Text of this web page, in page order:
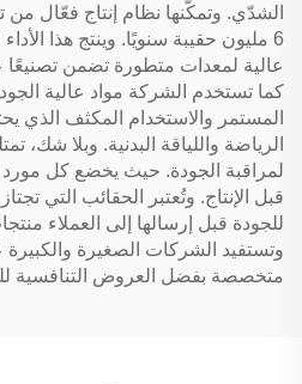
الشدّي. وتمكّنها نظام إنتاج فعّال
6 مليون حقيبة سنويًا. وينتج هذا
عالية لمعدات متطورة تضمن تصنيعًا
كما تستخدم الشركة مواد عالية
المستمر والاستخدام المكثف الذي
الرياضة واللياقة البدنية. وبلا شك،
لمراقبة الجودة. حيث يخضع كل مورد
قبل الإنتاج. وتُعتبر الحقائب التي
للجودة قبل إرسالها إلى العملاء
وتستفيد الشركات الصغيرة
متخصصة بفضل العروض التنافسية